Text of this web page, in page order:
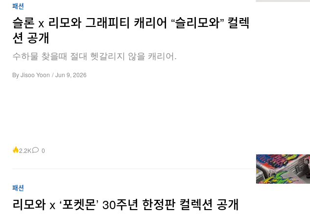
패션
슬론 x 리모와 그래피티 캐리어 “슬리모와” 컬렉
션 공개
수하물 찾을때 절대 헷갈리지 않을 캐리어.
ByJisoo Yoon / Jun 9, 2026
2.2K 0
패션
리모와 x ‘포켓몬’ 30주년 한정판 컬렉션 공개